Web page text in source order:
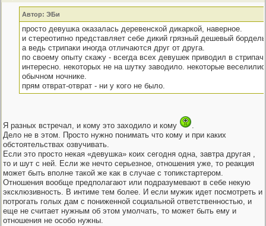
Автор: ЭБи
просто девушка оказалась деревенской дикаркой, наверное.
и стереотипно представляет себе дикий грязный дешевый
а ведь стрипаки иногда отличаются друг от друга.
по своему опыту скажу - всегда всех девушек приводил в
интересно. некоторых не на шутку заводило. некоторые
обычном ночнике.
прям отврат-отврат - ни у кого не было.
Я разных встречал, и кому это заходило и кому
.
Дело не в этом. Просто нужно понимать что кому и при каких
обстоятельствах озвучивать.
Если это просто некая «девушка» коих сегодня одна, завтра другая ,
то и шут с ней. Если же нечто серьезное, отношения уже, то реакция
может быть вполне такой же как в случае с топикстартером.
Отношения вообще предполагают или подразумевают в себе некую
эксклюзивность. В интиме тем более. И если мужик идет посмотреть и
потрогать голых дам с пониженной социальной ответственностью, и
еще не считает нужным об этом умолчать, то может быть ему и
отношения не особо нужны.